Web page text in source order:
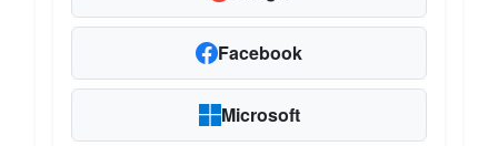
Facebook
Microsoft